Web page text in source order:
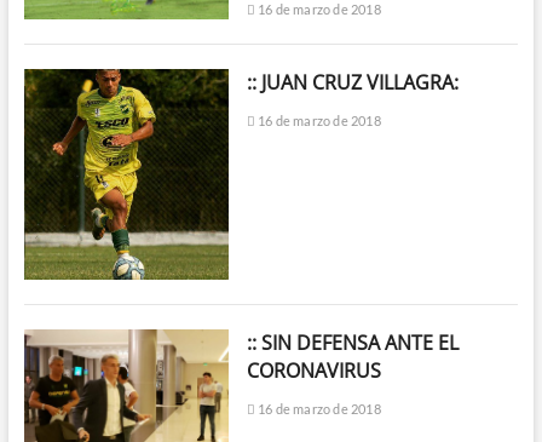
16 de marzo de 2018
:: JUAN CRUZ VILLAGRA:
16 de marzo de 2018
:: SIN DEFENSA ANTE EL
CORONAVIRUS
16 de marzo de 2018